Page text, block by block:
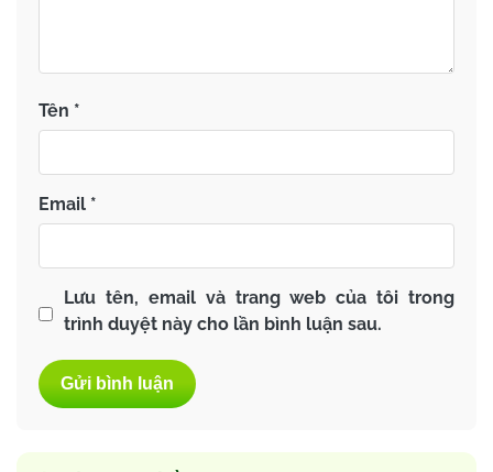
Tên *
Email *
Lưu tên, email và trang web của tôi trong
trình duyệt này cho lần bình luận sau.